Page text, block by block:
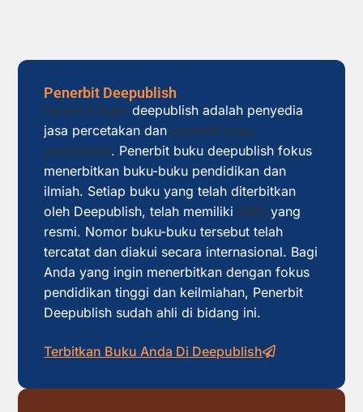
Penerbit Deepublish
Penerbit buku deepublish adalah penyedia
jasa percetakan dan penerbit buku
pendidikan. Penerbit buku deepublish fokus
menerbitkan buku-buku pendidikan dan
ilmiah. Setiap buku yang telah diterbitkan
oleh Deepublish, telah memiliki ISBN yang
resmi. Nomor buku-buku tersebut telah
tercatat dan diakui secara internasional. Bagi
Anda yang ingin menerbitkan dengan fokus
pendidikan tinggi dan keilmiahan, Penerbit
Deepublish sudah ahli di bidang ini.
Terbitkan Buku Anda Di Deepublish